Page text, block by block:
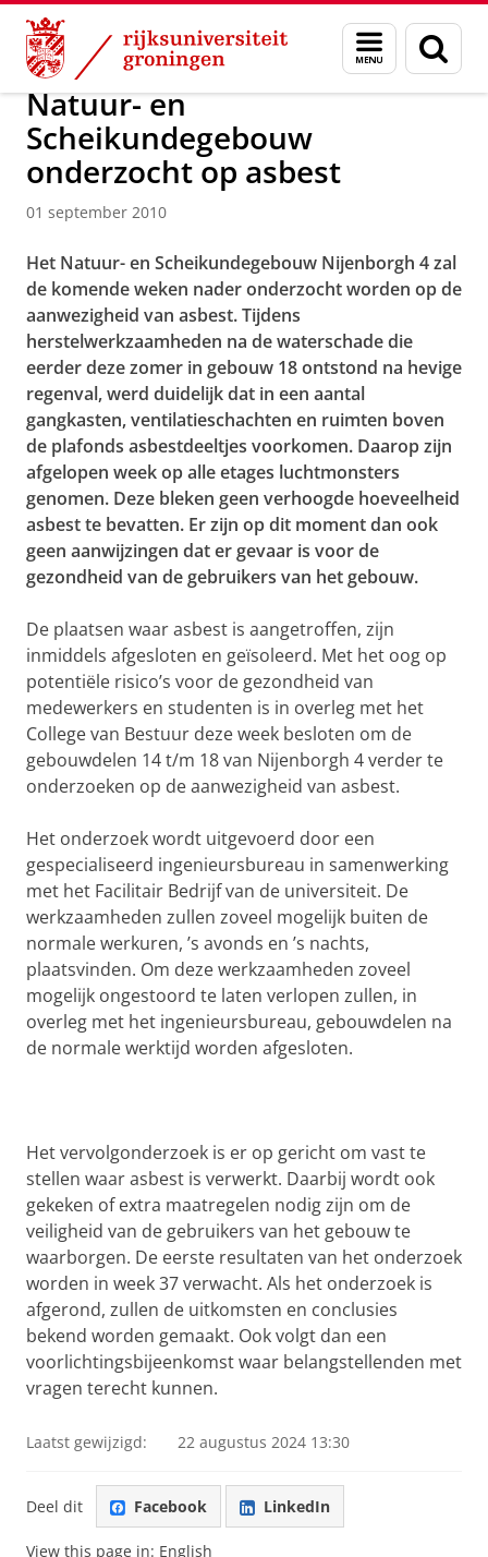
Skip
Content
Skip
Navigation
Menu
en
zoeken
Over ons Faculty of Science and Engineering Nieuws
Natuur- en
Scheikundegebouw
onderzocht op asbest
01 september 2010
Het Natuur- en Scheikundegebouw Nijenborgh 4 zal
de komende weken nader onderzocht worden op de
aanwezigheid van asbest. Tijdens
herstelwerkzaamheden na de waterschade die
eerder deze zomer in gebouw 18 ontstond na hevige
regenval, werd duidelijk dat in een aantal
gangkasten, ventilatieschachten en ruimten boven
de plafonds asbestdeeltjes voorkomen. Daarop zijn
afgelopen week op alle etages luchtmonsters
genomen. Deze bleken geen verhoogde hoeveelheid
asbest te bevatten. Er zijn op dit moment dan ook
geen aanwijzingen dat er gevaar is voor de
gezondheid van de gebruikers van het gebouw.
De plaatsen waar asbest is aangetroffen, zijn
inmiddels afgesloten en geïsoleerd. Met het oog op
potentiële risico’s voor de gezondheid van
medewerkers en studenten is in overleg met het
College van Bestuur deze week besloten om de
gebouwdelen 14 t/m 18 van Nijenborgh 4 verder te
onderzoeken op de aanwezigheid van asbest.
Het onderzoek wordt uitgevoerd door een
gespecialiseerd ingenieursbureau in samenwerking
met het Facilitair Bedrijf van de universiteit. De
werkzaamheden zullen zoveel mogelijk buiten de
normale werkuren, ’s avonds en ’s nachts,
plaatsvinden. Om deze werkzaamheden zoveel
mogelijk ongestoord te laten verlopen zullen, in
overleg met het ingenieursbureau, gebouwdelen na
de normale werktijd worden afgesloten.
Het vervolgonderzoek is er op gericht om vast te
stellen waar asbest is verwerkt. Daarbij wordt ook
gekeken of extra maatregelen nodig zijn om de
veiligheid van de gebruikers van het gebouw te
waarborgen. De eerste resultaten van het onderzoek
worden in week 37 verwacht. Als het onderzoek is
afgerond, zullen de uitkomsten en conclusies
bekend worden gemaakt. Ook volgt dan een
voorlichtingsbijeenkomst waar belangstellenden met
vragen terecht kunnen.
Laatst gewijzigd: 22 augustus 2024 13:30
Deel dit Facebook LinkedIn
View this page in: English